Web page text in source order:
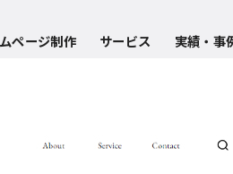
ページ制作 サービス 実績・事